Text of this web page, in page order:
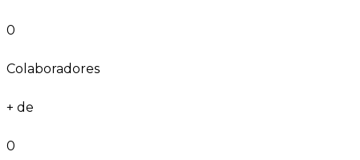
0
Colaboradores
+ de
0